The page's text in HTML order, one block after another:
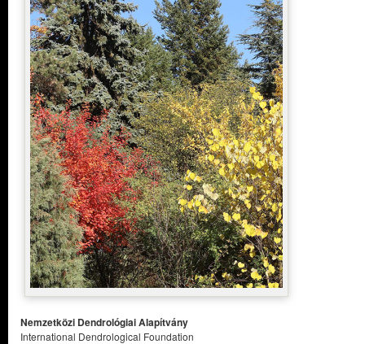
Nemzetközi Dendrológiai Alapítvány
International Dendrological Foundation